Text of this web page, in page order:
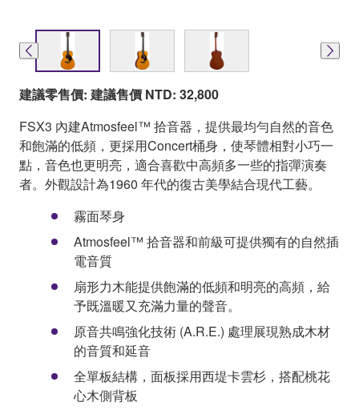
建議零售價: 建議售價 NTD: 32,800
FSX3 內建Atmosfeel™ 拾音器，提供最均勻自然的音色
和飽滿的低頻，更採用Concert桶身，使琴體相對小巧一
點，音色也更明亮，適合喜歡中高頻多一些的指彈演奏
者。外觀設計為1960 年代的復古美學結合現代工藝。
霧面琴身
Atmosfeel™ 拾音器和前級可提供獨有的自然插
電音質
扇形力木能提供飽滿的低頻和明亮的高頻，給
予既溫暖又充滿力量的聲音。
原音共鳴強化技術 (A.R.E.) 處理展現熟成木材
的音質和延音
全單板結構，面板採用西堤卡雲杉，搭配桃花
心木側背板